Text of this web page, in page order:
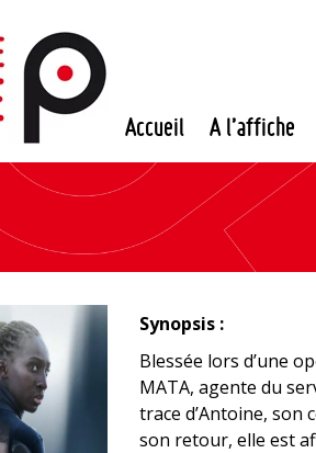
Accueil A l’affiche
Synopsis :
Blessée lors d’une
MATA, agente du
trace d’Antoine, son
son retour, elle est